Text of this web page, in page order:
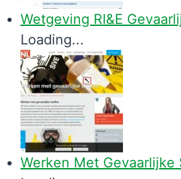
Wetgeving RI&E
Loading...
Werken Met